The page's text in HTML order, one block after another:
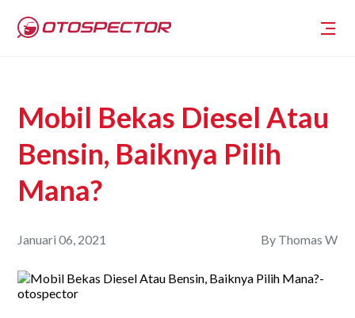
Mobil Bekas Diesel Atau
Bensin, Baiknya Pilih
Mana?
Januari 06, 2021 By Thomas W